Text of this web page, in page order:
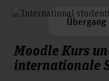
Moodle Kurs
internationale